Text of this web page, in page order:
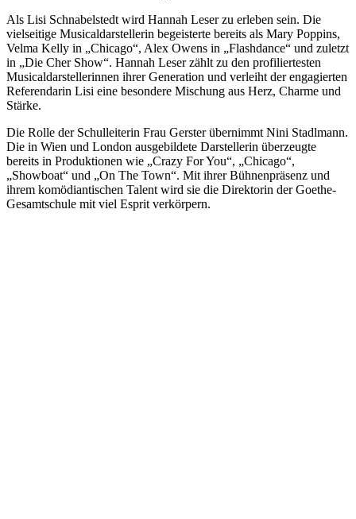
Als Lisi Schnabelstedt wird Hannah Leser zu erleben sein. Die
vielseitige Musicaldarstellerin begeisterte bereits als Mary Poppins,
Velma Kelly in „Chicago“, Alex Owens in „Flashdance“ und zuletzt
in „Die Cher Show“. Hannah Leser zählt zu den profiliertesten
Musicaldarstellerinnen ihrer Generation und verleiht der engagierten
Referendarin Lisi eine besondere Mischung aus Herz, Charme und
Stärke.
Die Rolle der Schulleiterin Frau Gerster übernimmt Nini Stadlmann.
Die in Wien und London ausgebildete Darstellerin überzeugte
bereits in Produktionen wie „Crazy For You“, „Chicago“,
„Showboat“ und „On The Town“. Mit ihrer Bühnenpräsenz und
ihrem komödiantischen Talent wird sie die Direktorin der Goethe-
Gesamtschule mit viel Esprit verkörpern.